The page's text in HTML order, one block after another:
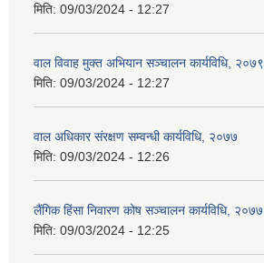
मिति: 09/03/2024 - 12:27
वाल विवाह मुक्त अभियान सञ्चालन कार्यविधि, २०७९
मिति: 09/03/2024 - 12:27
वाल अधिकार संरक्षण सम्वन्धी कार्यविधि, २०७७
मिति: 09/03/2024 - 12:26
लैंगिक हिंसा निवारण कोष सञ्चालन कार्यविधि, २०७७
मिति: 09/03/2024 - 12:25